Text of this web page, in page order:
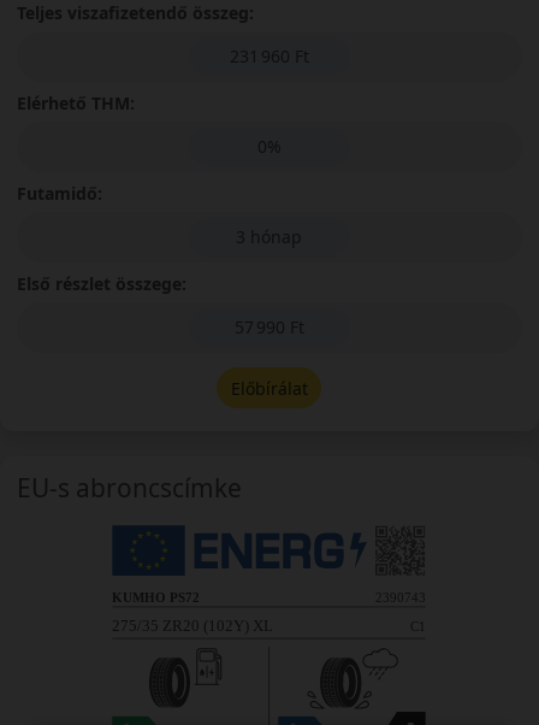
Teljes viszafizetendő összeg:
231 960 Ft
Elérhető THM:
0%
Futamidő:
3 hónap
Első részlet összege:
57 990 Ft
Előbírálat
EU-s abroncscímke